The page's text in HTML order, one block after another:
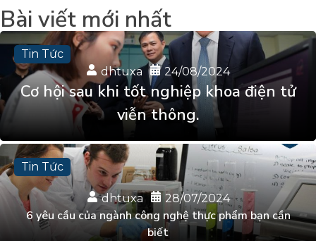
Bài viết mới nhất
Tin Tức
dhtuxa
24/08/2024
Cơ hội sau khi tốt nghiệp khoa điện tử
viễn thông.
Tin Tức
dhtuxa 28/07/2024
6 yêu cầu của ngành công nghệ thực phẩm bạn cần
biết